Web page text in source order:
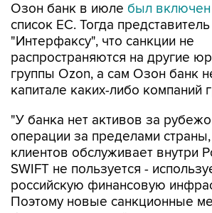
Озон банк в июле был включен
список ЕС. Тогда
"Интерфаксу", что санкции не
распространяются на другие
группы Ozon, а сам Озон банк
капитале каких-либо компаний
"У банка нет активов за
операции за пределами
клиентов обслуживает внутри
SWIFT не пользуется -
российскую финансовую
Поэтому новые санкционные